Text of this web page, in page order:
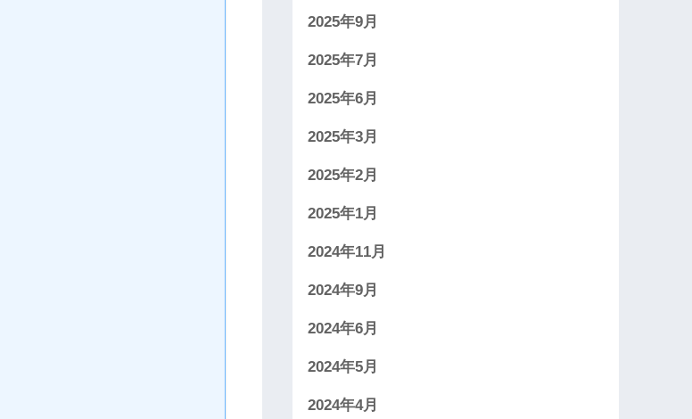
2025年9月
2025年7月
2025年6月
2025年3月
2025年2月
2025年1月
2024年11月
2024年9月
2024年6月
2024年5月
2024年4月